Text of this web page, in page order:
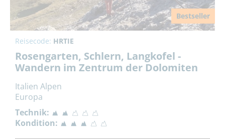
Bestseller
Reisecode: HRTIE
Rosengarten, Schlern, Langkofel -
Wandern im Zentrum der Dolomiten
Italien Alpen
Europa
Technik:
Kondition: